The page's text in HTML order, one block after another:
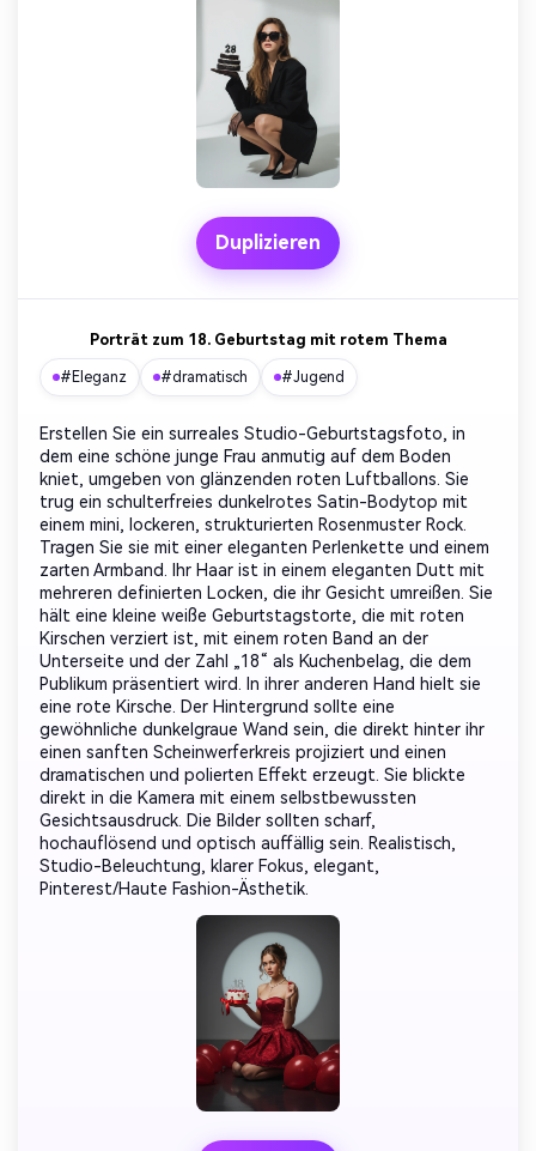
Duplizieren
Porträt zum 18. Geburtstag mit rotem Thema
#Eleganz #dramatisch #Jugend
Erstellen Sie ein surreales Studio-Geburtstagsfoto, in
dem eine schöne junge Frau anmutig auf dem Boden
kniet, umgeben von glänzenden roten Luftballons. Sie
trug ein schulterfreies dunkelrotes Satin-Bodytop mit
einem mini, lockeren, strukturierten Rosenmuster Rock.
Tragen Sie sie mit einer eleganten Perlenkette und einem
zarten Armband. Ihr Haar ist in einem eleganten Dutt mit
mehreren definierten Locken, die ihr Gesicht umreißen. Sie
hält eine kleine weiße Geburtstagstorte, die mit roten
Kirschen verziert ist, mit einem roten Band an der
Unterseite und der Zahl „18“ als Kuchenbelag, die dem
Publikum präsentiert wird. In ihrer anderen Hand hielt sie
eine rote Kirsche. Der Hintergrund sollte eine
gewöhnliche dunkelgraue Wand sein, die direkt hinter ihr
einen sanften Scheinwerferkreis projiziert und einen
dramatischen und polierten Effekt erzeugt. Sie blickte
direkt in die Kamera mit einem selbstbewussten
Gesichtsausdruck. Die Bilder sollten scharf,
hochauflösend und optisch auffällig sein. Realistisch,
Studio-Beleuchtung, klarer Fokus, elegant,
Pinterest/Haute Fashion-Ästhetik.